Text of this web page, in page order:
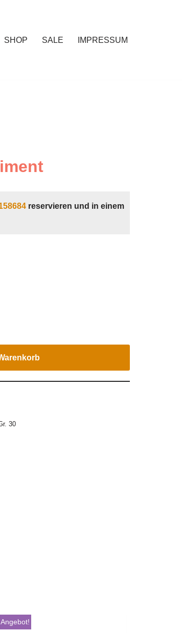
SHOP SALE IMPRESSUM
reservieren und in einem
30
Angebot!